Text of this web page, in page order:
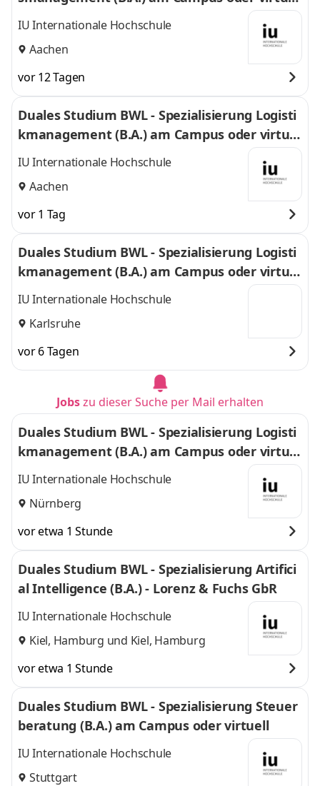
l
IU Internationale Hochschule
Aachen
vor 12 Tagen
Duales Studium BWL - Spezialisierung Logisti
kmanagement (B.A.) am Campus oder virtuel
l
IU Internationale Hochschule
Aachen
vor 1 Tag
Duales Studium BWL - Spezialisierung Logisti
kmanagement (B.A.) am Campus oder virtuel
l
IU Internationale Hochschule
Karlsruhe
vor 6 Tagen
Jobszu dieser Suche per Mail erhalten
Duales Studium BWL - Spezialisierung Logisti
kmanagement (B.A.) am Campus oder virtuel
l
IU Internationale Hochschule
Nürnberg
vor etwa 1 Stunde
Duales Studium BWL - Spezialisierung Artifici
al Intelligence (B.A.) - Lorenz & Fuchs GbR
IU Internationale Hochschule
Kiel, Hamburg und Kiel, Hamburg
vor etwa 1 Stunde
Duales Studium BWL - Spezialisierung Steuer
beratung (B.A.) am Campus oder virtuell
IU Internationale Hochschule
Stuttgart